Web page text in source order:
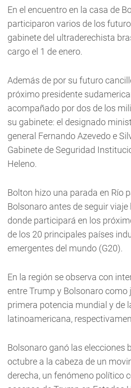
En el encuentro en la casa de
participaron varios de los
gabinete del ultraderechista
cargo el 1 de enero.
Además de por su futuro
próximo presidente
acompañado por dos de los
su gabinete: el designado
general Fernando Azevedo e
Gabinete de Seguridad
Heleno.
Bolton hizo una parada en Río
Bolsonaro antes de seguir viaje
donde participará en los
de los 20 principales países
emergentes del mundo (G20).
En la región se observa con
entre Trump y Bolsonaro como
primera potencia mundial y de
latinoamericana,
Bolsonaro ganó las elecciones
octubre a la cabeza de un
derecha, un fenómeno político